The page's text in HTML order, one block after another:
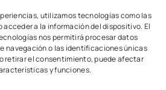
utilizamos tecnologías como las
acceder a la información del dispositivo. El
nos permitirá procesar datos
navegación o las identificaciones únicas
retirar el consentimiento, puede afectar
y funciones.